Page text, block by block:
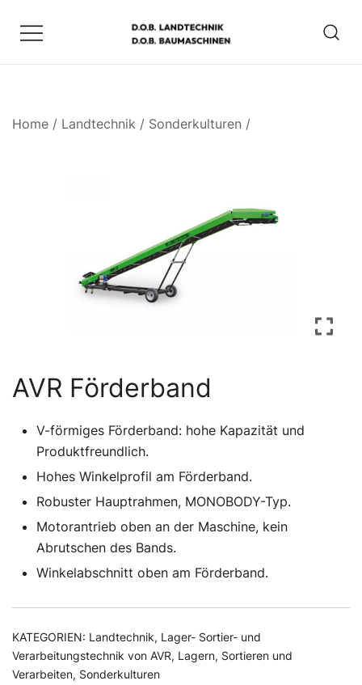
Inhalt
Home / Landtechnik / Sonderkulturen /
AVR Förderband
V-förmiges Förderband: hohe Kapazität und
Produktfreundlich.
Hohes Winkelprofil am Förderband.
Robuster Hauptrahmen, MONOBODY-Typ.
Motorantrieb oben an der Maschine, kein
Abrutschen des Bands.
Winkelabschnitt oben am Förderband.
KATEGORIEN: Landtechnik, Lager- Sortier- und
Verarbeitungstechnik von AVR, Lagern, Sortieren und
Verarbeiten, Sonderkulturen